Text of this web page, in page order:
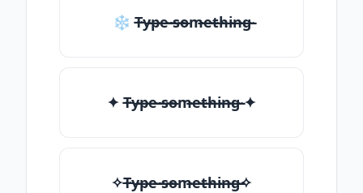
❄ T̶̴y̶̴p̶̴e̶̴ ̶̴s̶̴o̶̴m̶̴e̶̴t̶̴h̶̴i̶̴n̶̴g̶̴
✦ T̶̴y̶̴p̶̴e̶̴ ̶̴s̶̴o̶̴m̶̴e̶̴t̶̴h̶̴i̶̴n̶̴g̶̴ ✦
✧T̶̴y̶̴p̶̴e̶̴ ̶̴s̶̴o̶̴m̶̴e̶̴t̶̴h̶̴i̶̴n̶̴g̶̴✧